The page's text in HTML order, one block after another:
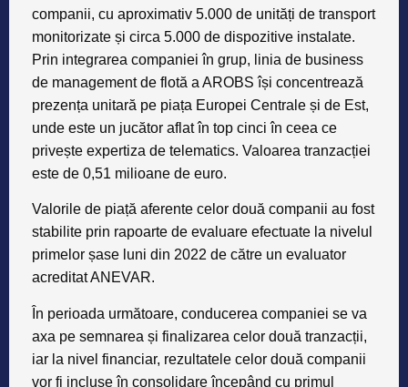
companii, cu aproximativ 5.000 de unități de transport
monitorizate și circa 5.000 de dispozitive instalate.
Prin integrarea companiei în grup, linia de business
de management de flotă a AROBS își concentrează
prezența unitară pe piața Europei Centrale și de Est,
unde este un jucător aflat în top cinci în ceea ce
privește expertiza de telematics. Valoarea tranzacției
este de 0,51 milioane de euro.
Valorile de piață aferente celor două companii au fost
stabilite prin rapoarte de evaluare efectuate la nivelul
primelor șase luni din 2022 de către un evaluator
acreditat ANEVAR.
În perioada următoare, conducerea companiei se va
axa pe semnarea și finalizarea celor două tranzacții,
iar la nivel financiar, rezultatele celor două companii
vor fi incluse în consolidare începând cu primul